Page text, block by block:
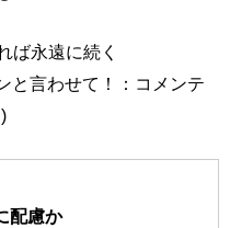
ば永遠に続く
と言わせて！：コメンテ
配慮か